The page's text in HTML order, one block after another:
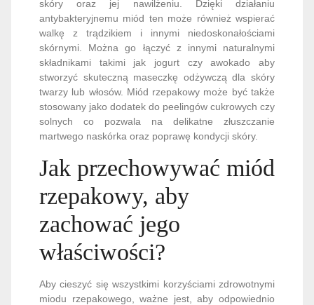
skóry oraz jej nawilżeniu. Dzięki działaniu
antybakteryjnemu miód ten może również wspierać
walkę z trądzikiem i innymi niedoskonałościami
skórnymi. Można go łączyć z innymi naturalnymi
składnikami takimi jak jogurt czy awokado aby
stworzyć skuteczną maseczkę odżywczą dla skóry
twarzy lub włosów. Miód rzepakowy może być także
stosowany jako dodatek do peelingów cukrowych czy
solnych co pozwala na delikatne złuszczanie
martwego naskórka oraz poprawę kondycji skóry.
Jak przechowywać miód
rzepakowy, aby
zachować jego
właściwości?
Aby cieszyć się wszystkimi korzyściami zdrowotnymi
miodu rzepakowego, ważne jest, aby odpowiednio